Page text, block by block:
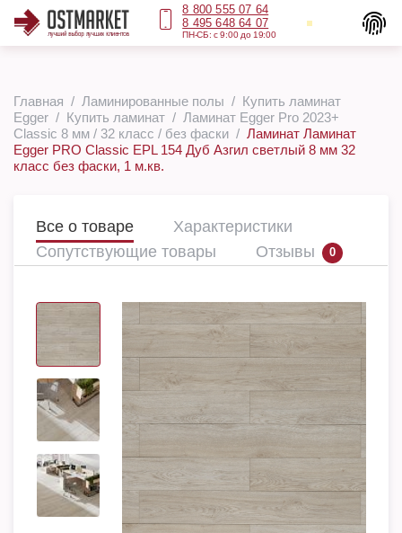
8 800 555 07 64
8 495 648 64 07
ПН-СБ: с 9:00 до 19:00
Главная Ламинированные полы
Купить ламинат
Egger
Купить ламинат
Ламинат Egger Pro 2023+
Classic 8 мм / 32 класс / без фаски
Ламинат Ламинат
Egger PRO Classic EPL 154 Дуб Азгил светлый 8 мм 32
класс без фаски, 1 м.кв.
Все о товаре
Характеристики
Сопутствующие товары
Отзывы 0